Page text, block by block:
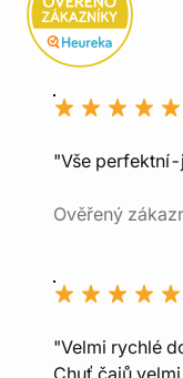
"Vše
Ověřený
"Velmi rychlé
Chuť čajů